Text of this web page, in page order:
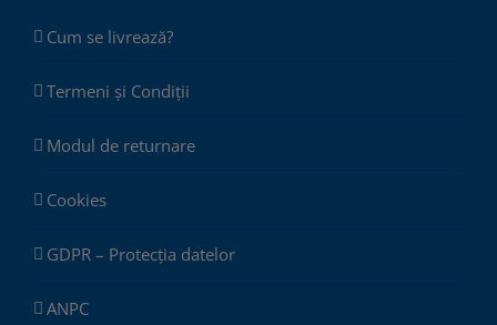
Cum se livrează?
Termeni și Condiții
Modul de returnare
Cookies
GDPR – Protecția datelor
ANPC